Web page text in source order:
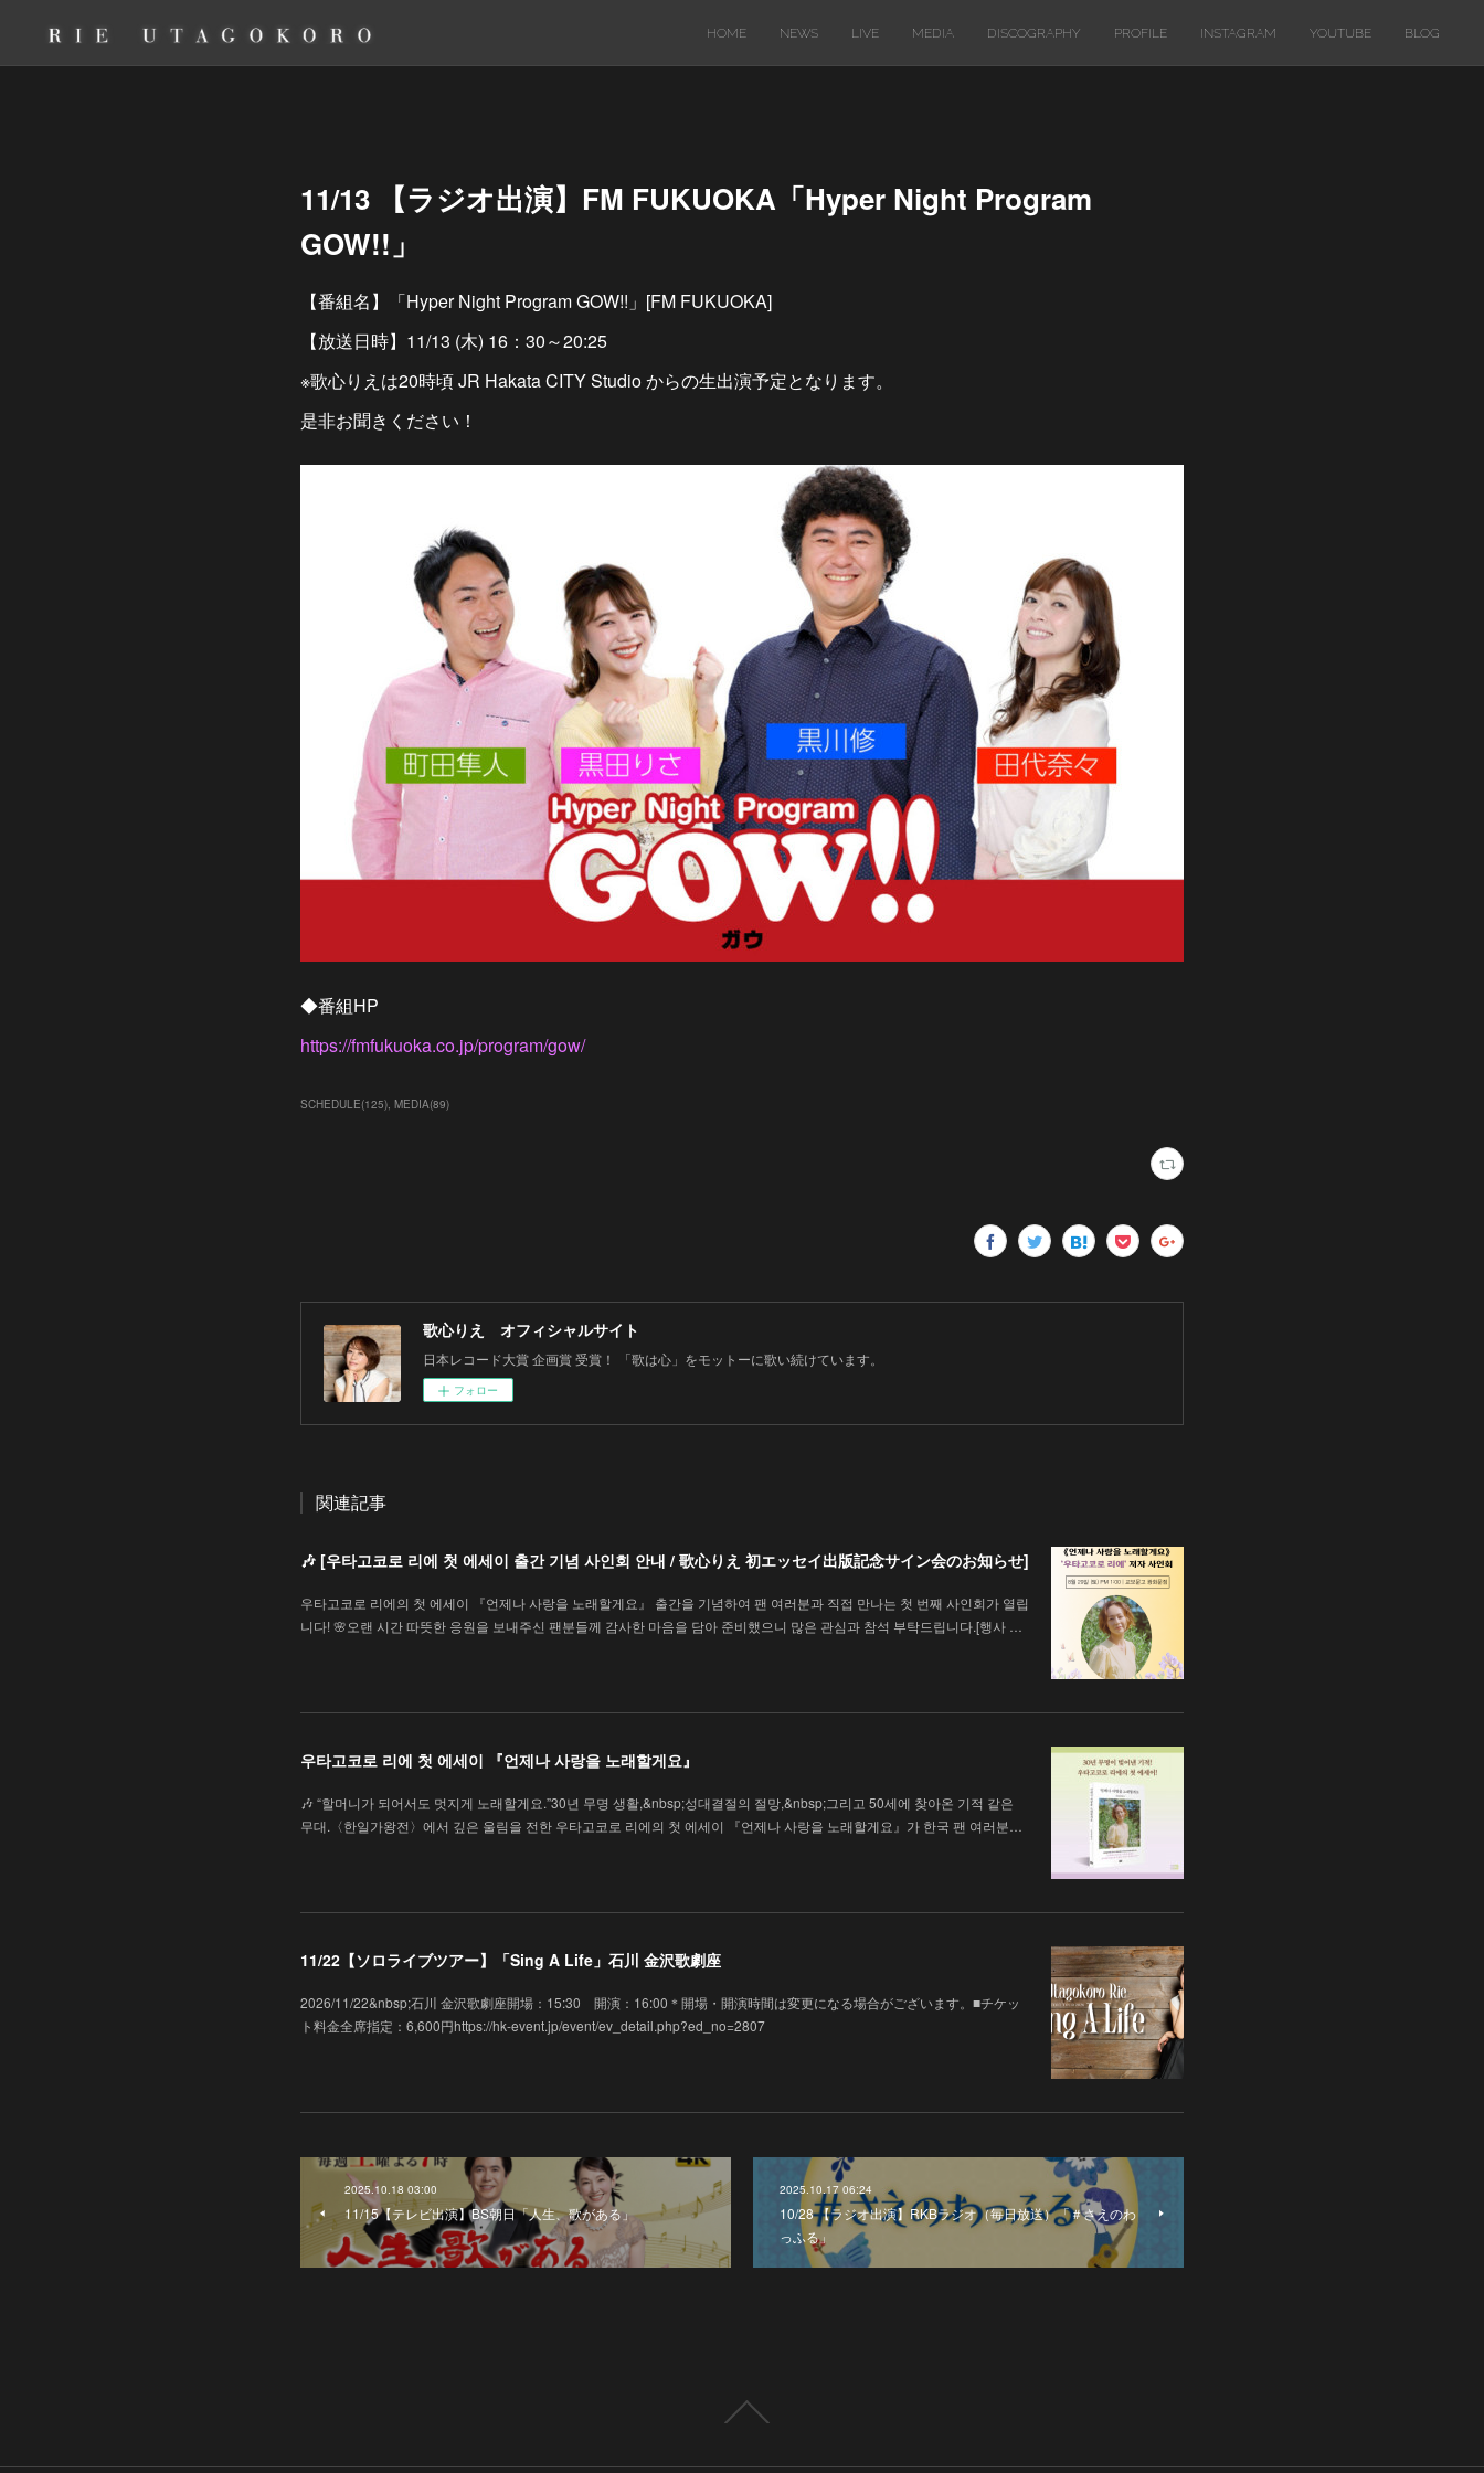
HOME NEWS LIVE MEDIA DISCOGRAPHY PROFILE INSTAGRAM YOUTUBE BLOG
11/13 【ラジオ出演】FM FUKUOKA「Hyper Night Program
GOW!!」
【番組名】「Hyper Night Program GOW!!」[FM FUKUOKA]
【放送日時】11/13 (木) 16：30～20:25
※歌心りえは20時頃 JR Hakata CITY Studio からの生出演予定となります。
是非お聞きください！
◆番組HP
https://fmfukuoka.co.jp/program/gow/
SCHEDULE(125) MEDIA(89)
歌心りえ オフィシャルサイト
日本レコード大賞 企画賞 受賞！ 「歌は心」をモットーに歌い続けています。
フォロー
関連記事
🎶 [우타고코로 리에 첫 에세이 출간 기념 사인회 안내 / 歌心りえ 初エッセイ出版記念サイン会のお知らせ]
우타고코로 리에의 첫 에세이 『언제나 사랑을 노래할게요』 출간을 기념하여 팬 여러분과 직접 만나는 첫 번째 사인회가 열립
니다! 🌸오랜 시간 따뜻한 응원을 보내주신 팬분들께 감사한 마음을 담아 준비했으니 많은 관심과 참석 부탁드립니다.[행사 …
우타고코로 리에 첫 에세이 『언제나 사랑을 노래할게요』
🎶 “할머니가 되어서도 멋지게 노래할게요.”30년 무명 생활,&nbsp;성대결절의 절망,&nbsp;그리고 50세에 찾아온 기적 같은
무대.〈한일가왕전〉에서 깊은 울림을 전한 우타고코로 리에의 첫 에세이 『언제나 사랑을 노래할게요』가 한국 팬 여러분…
11/22【ソロライブツアー】「Sing A Life」石川 金沢歌劇座
2026/11/22&nbsp;石川 金沢歌劇座開場：15:30 開演：16:00＊開場・開演時間は変更になる場合がございます。■チケッ
ト料金全席指定：6,600円https://hk-event.jp/event/ev_detail.php?ed_no=2807
2025.10.18 03:00
11/15【テレビ出演】BS朝日「人生、歌がある」
2025.10.17 06:24
10/28 【ラジオ出演】RKBラジオ（毎日放送）「＃さえのわ
っふる」